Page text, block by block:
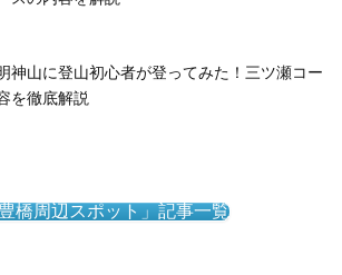
神山に登山初心者が登ってみた！三ツ瀬コー
を徹底解説
豊橋周辺スポット」記事一覧